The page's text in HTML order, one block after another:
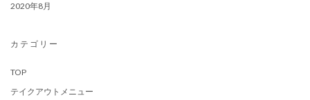
2020年8月
カテゴリー
TOP
テイクアウトメニュー